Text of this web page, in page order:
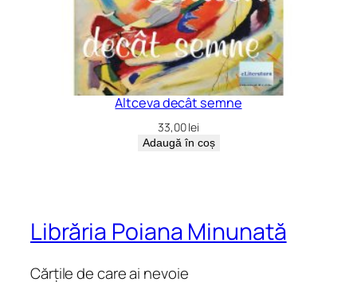
Altceva decât semne
33,00lei
Adaugă în coș
Librăria Poiana Minunată
Cărțile de care ai nevoie